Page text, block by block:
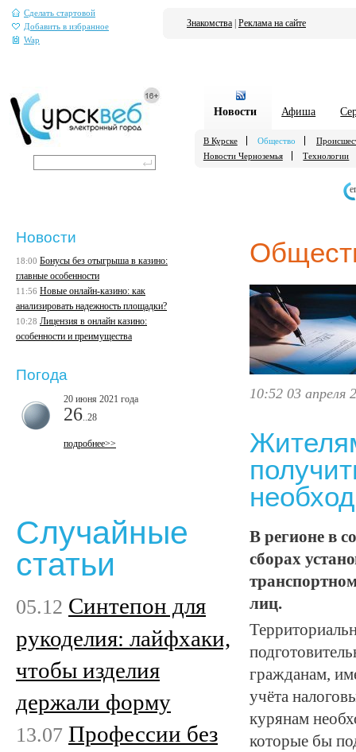
Сделать стартовой
Добавить в избранное
Wap
Знакомства Реклама на сайте
Новости Афиша
В Курске Общество
Новости Черноземья
Технологии
10:52 03 апреля
В регионе в
сборах
лиц.
гражданам,
учёта
курянам
которые бы
Новости
18:00 Бонусы без отыгрыша в казино:
главные особенности
11:56 Новые онлайн-казино: как
анализировать надежность площадки?
10:28 Лицензия в онлайн казино:
особенности и преимущества
Погода
20 июня 2021 года
26 ..28
подробнее>>
Случайные
статьи
05.12 Синтепон для
рукоделия: лайфхаки,
чтобы изделия
держали форму
13.07 Профессии без